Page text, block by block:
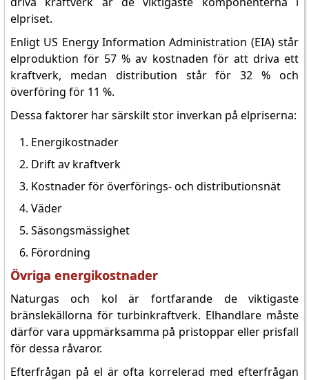
elpriset.
Enligt US Energy Information Administration (EIA) står
elproduktion för 57 % av kostnaden för att driva ett
kraftverk, medan distribution står för 32 % och
överföring för 11 %.
Dessa faktorer har särskilt stor inverkan på elpriserna:
Energikostnader
Drift av kraftverk
Kostnader för överförings- och distributionsnät
Väder
Säsongsmässighet
Förordning
Övriga energikostnader
Naturgas och kol är fortfarande de viktigaste
bränslekällorna för turbinkraftverk. Elhandlare måste
därför vara uppmärksamma på pristoppar eller prisfall
för dessa råvaror.
Efterfrågan på el är ofta korrelerad med efterfrågan